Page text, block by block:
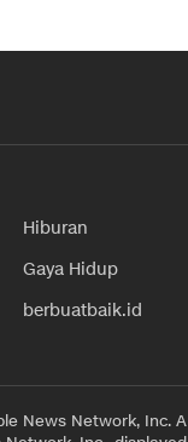
Hiburan
Gaya Hidup
berbuatbaik.id
News Network, Inc.